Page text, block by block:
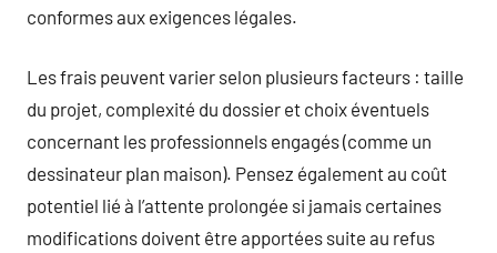
conformes aux exigences légales.
Les frais peuvent varier selon plusieurs facteurs : taille
du projet, complexité du dossier et choix éventuels
concernant les professionnels engagés (comme un
dessinateur plan maison). Pensez également au coût
potentiel lié à l’attente prolongée si jamais certaines
modifications doivent être apportées suite au refus